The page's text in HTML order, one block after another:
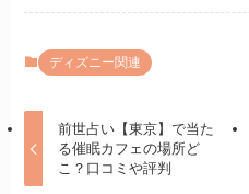
ディズニー関連
前世占い【東京】で当た
る催眠カフェの場所ど
こ？口コミや評判